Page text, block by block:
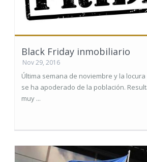
Black Friday inmobiliario
Nov 29, 2016
Última semana de noviembre y la
se ha apoderado de la población.
muy ...